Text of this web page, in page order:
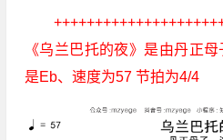
《乌兰巴托的夜》是由丹正
是Eb、速度为57 节拍为4/4